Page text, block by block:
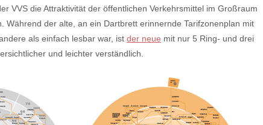
VVS die Attraktivität der öffentlichen Verkehrsmittel im Großraum
Während der alte, an ein Dartbrett erinnernde Tarifzonenplan mit
als einfach lesbar war, ist der neue mit nur 5 Ring- und drei
und leichter verständlich.